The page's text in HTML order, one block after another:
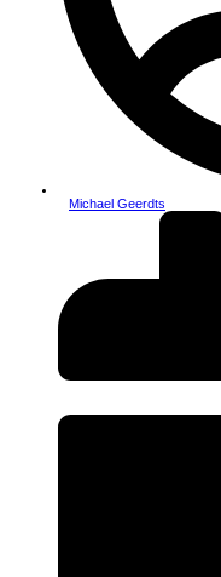
Michael Geerdts